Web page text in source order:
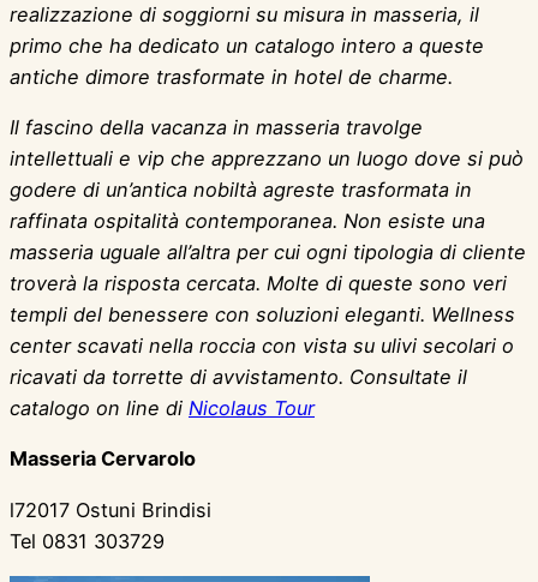
realizzazione di soggiorni su misura in masseria, il
primo che ha dedicato un catalogo intero a queste
antiche dimore trasformate in hotel de charme.
Il fascino della vacanza in masseria travolge
intellettuali e vip che apprezzano un luogo dove si può
godere di un’antica nobiltà agreste trasformata in
raffinata ospitalità contemporanea. Non esiste una
masseria uguale all’altra per cui ogni tipologia di cliente
troverà la risposta cercata. Molte di queste sono veri
templi del benessere con soluzioni eleganti. Wellness
center scavati nella roccia con vista su ulivi secolari o
ricavati da torrette di avvistamento. Consultate il
catalogo on line di Nicolaus Tour
Masseria Cervarolo
l72017 Ostuni Brindisi
Tel 0831 303729